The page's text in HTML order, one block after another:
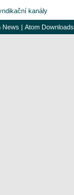
kanály
News | Atom Downloads